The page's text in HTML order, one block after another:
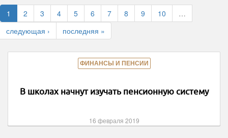
1 2 3 4 5 6 7 8 9 10
…
следующая ›
последняя »
ФИНАНСЫ И ПЕНСИИ
В школах начнут изучать пенсионную систему
16 февраля 2019